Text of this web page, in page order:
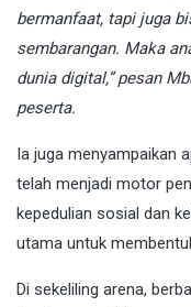
bermanfaat, tapi juga
sembarangan. Maka
dunia digital,” pesan
peserta.
Ia juga menyampaikan
telah menjadi motor
kepedulian sosial dan
utama untuk
Di sekeliling arena,